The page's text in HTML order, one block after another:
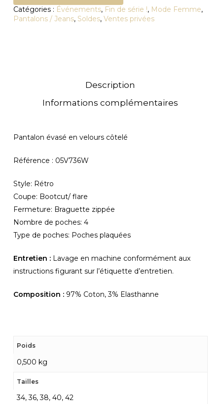
Catégories : Événements, Fin de série !, Mode Femme,
Pantalons / Jeans, Soldes, Ventes privées
Description
Informations complémentaires
Pantalon évasé en velours côtelé
Référence : 05V736W
Style: Rétro
Coupe: Bootcut/ flare
Fermeture: Braguette zippée
Nombre de poches: 4
Type de poches: Poches plaquées
Entretien :Lavage en machine conformément aux
instructions figurant sur l’étiquette d’entretien.
Composition :97% Coton, 3% Elasthanne
Poids
0,500 kg
Tailles
34, 36, 38, 40, 42